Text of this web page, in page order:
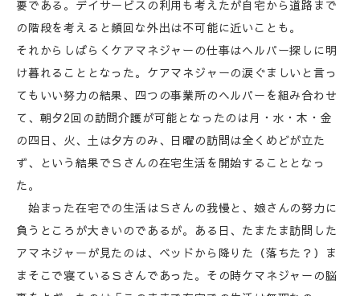
要である。デイサービスの利用も考えたが自宅から道路まで
の階段を考えると頻回な外出は不可能に近いことも。
それからしばらくケアマネジャーの仕事はヘルパー探しに明
け暮れることとなった。ケアマネジャーの涙ぐましいと言っ
てもいい努力の結果、四つの事業所のヘルパーを組み合わせ
て、朝夕2回の訪問介護が可能となったのは月・水・木・金
の四日、火、土は夕方のみ、日曜の訪問は全くめどが立た
ず、という結果でＳさんの在宅生活を開始することとなっ
た。
始まった在宅での生活はＳさんの我慢と、娘さんの努力に
負うところが大きいのであるが。ある日、たまたま訪問した
アマネジャーが見たのは、ベッドから降りた（落ちた？）ま
まそこで寝ているＳさんであった。その時ケマネジャーの脳